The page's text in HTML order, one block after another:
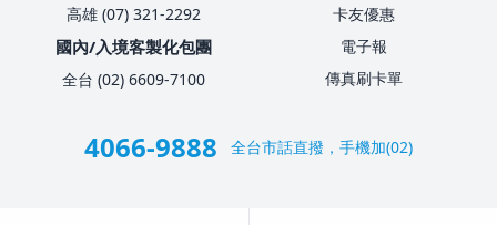
高雄 (07) 321-2292
國內/入境客製化包團
全台 (02) 6609-7100
卡友優惠
電子報
傳真刷卡單
4066-9888 全台市話直撥，手機加(02)